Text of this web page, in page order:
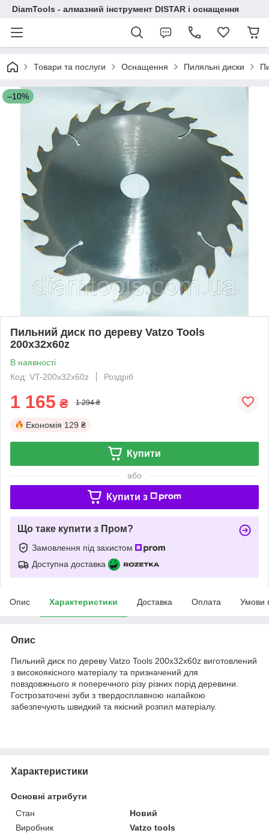
DiamTools - алмазний інструмент DISTAR і оснащення
Товари та послуги Оснащення Пиляльні диски
–10%
Пильний диск по дереву Vatzo Tools
200х32х60z
В наявності
Код: VT-200x32x60z
Роздріб
1 165 ₴ 1 294 ₴
Економія 129 ₴
Купити
або
Купити з
Що таке купити з Пром?
Замовлення під захистом
Доступна доставка
Опис Характеристики Доставка Оплата Умови
Опис
Пильний диск по дереву Vatzo Tools 200х32х60z виготовлений
з високоякісного матеріалу та призначений для
повздовжнього я поперечного різу різних порід деревини.
Гострозаточені зуби з твердосплавною напайкою
забезпечують швидкий та якісний розпил матеріалу.
Характеристики
Основні атрибути
Стан
Новий
Виробник
Vatzo tools